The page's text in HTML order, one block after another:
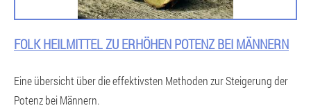
FOLK HEILMITTEL ZU ERHÖHEN POTENZ BEI MÄNNERN
Eine übersicht über die effektivsten Methoden zur Steigerung der
Potenz bei Männern.